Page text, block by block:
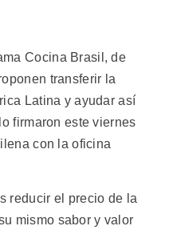
Cocina Brasil, de
transferir la
Latina y ayudar así
firmaron este viernes
con la oficina
reducir el precio de la
mismo sabor y valor